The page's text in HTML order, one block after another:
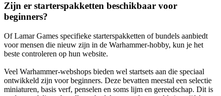
Zijn er starterspakketten beschikbaar voor
beginners?
Of Lamar Games specifieke starterspakketten of bundels aanbiedt
voor mensen die nieuw zijn in de Warhammer-hobby, kun je het
beste controleren op hun website.
Veel Warhammer-webshops bieden wel startsets aan die speciaal
ontwikkeld zijn voor beginners. Deze bevatten meestal een selectie
miniaturen, basis verf, penselen en soms lijm en gereedschap. Dit is